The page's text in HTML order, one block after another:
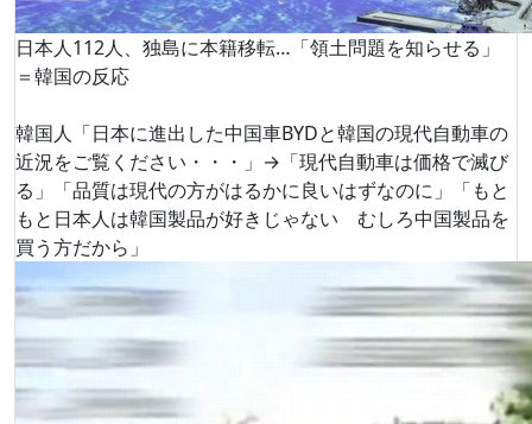
日本人112人、独島に本籍移転…「領土問題を知らせる」
＝韓国の反応
韓国人「日本に進出した中国車BYDと韓国の現代自動車の
近況をご覧ください・・・」→「現代自動車は価格で滅び
る」「品質は現代の方がはるかに良いはずなのに」「もと
もと日本人は韓国製品が好きじゃない むしろ中国製品を
買う方だから」